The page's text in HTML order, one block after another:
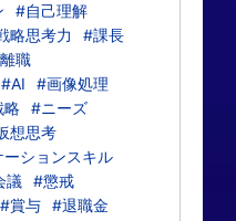
#自己理解
略思考力
#課長
職
#AI
#画像処理
略 #ニーズ
想思考
ションスキル
議
#懲戒
#賞与 #退職金